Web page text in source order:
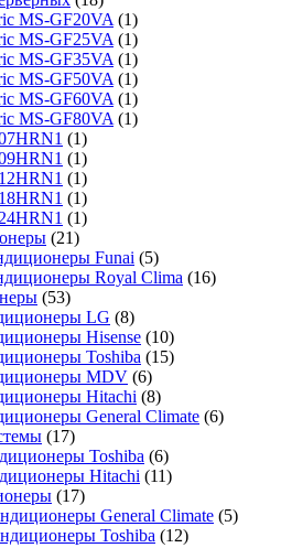
MS-GF20VA (1)
MS-GF25VA (1)
MS-GF35VA (1)
MS-GF50VA (1)
MS-GF60VA (1)
MS-GF80VA (1)
(1)
(1)
(1)
(1)
(1)
(21)
Funai (5)
Royal Clima (16)
(53)
LG (8)
Hisense (10)
Toshiba (15)
MDV (6)
Hitachi (8)
General Climate (6)
(17)
Toshiba (6)
Hitachi (11)
(17)
General Climate (5)
Toshiba (12)